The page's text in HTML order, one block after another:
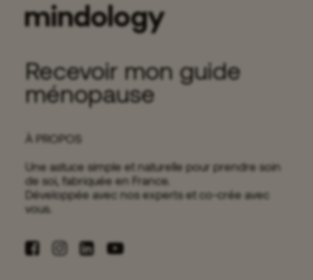
Ginseng et libido
Recevoir mon guide
ménopause
À PROPOS
Une astuce simple et naturelle pour prendre soin
de soi, fabriquée en France.
Développée avec nos experts et co-crée avec
vous.